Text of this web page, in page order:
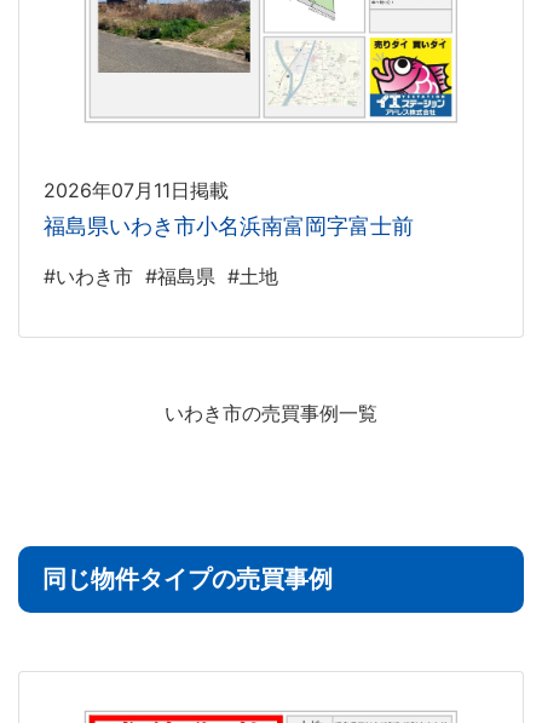
2026年07月11日掲載
福島県いわき市小名浜南富岡字富士前
#いわき市 #福島県 #土地
いわき市の売買事例一覧
同じ物件タイプの売買事例